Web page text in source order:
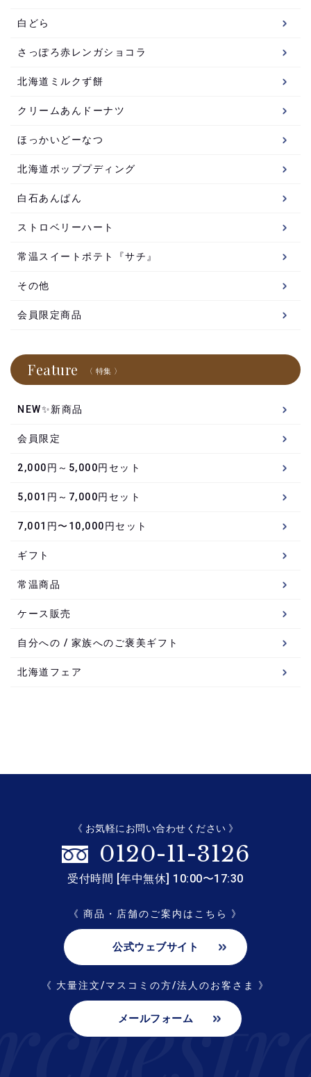
白どら
さっぽろ赤レンガショコラ
北海道ミルクず餅
クリームあんドーナツ
ほっかいどーなつ
北海道ポッププディング
白石あんぱん
ストロベリーハート
常温スイートポテト『サチ』
その他
会員限定商品
Feature 〈 特集 〉
NEW✨新商品
会員限定
2,000円～5,000円セット
5,001円～7,000円セット
7,001円〜10,000円セット
ギフト
常温商品
ケース販売
自分への / 家族へのご褒美ギフト
北海道フェア
《 お気軽にお問い合わせください 》
0120-11-3126
受付時間 [年中無休] 10:00〜17:30
《 商品・店舗のご案内はこちら 》
公式ウェブサイト
《 大量注文/マスコミの方/法人のお客さま 》
メールフォーム